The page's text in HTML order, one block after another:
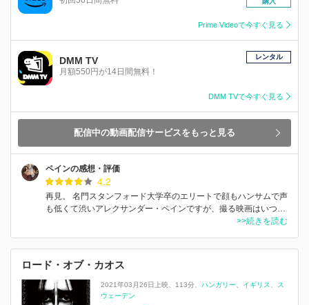
Prime Videoで今すぐ見る
DMM TV
月額550円が14日間無料！
レンタル
DMM TVで今すぐ見る
配信中の動画配信サービスをもっと見る
ペインの感想・評価
4.2
再見。 名門スタンフォード大学卒のエリートで顔もハンサムで声
も低くて渋いアレクサンダー・ペインですが、撮る映画はいつ…
>>続きを読む
ロード・オブ・カオス
2021年03月26日上映 113分 ハンガリー イギリス
ス
ウェーデン